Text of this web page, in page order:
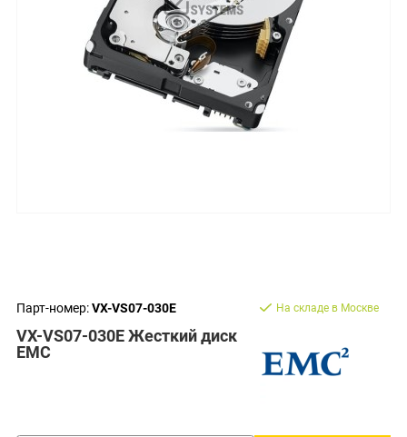
Парт-номер:VX-VS07-030E
VX-VS07-030E Жесткий диск
EMC
На складе в Москве